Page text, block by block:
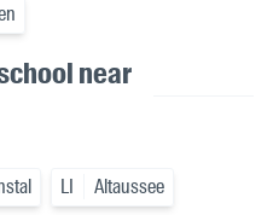
near
LI Altaussee